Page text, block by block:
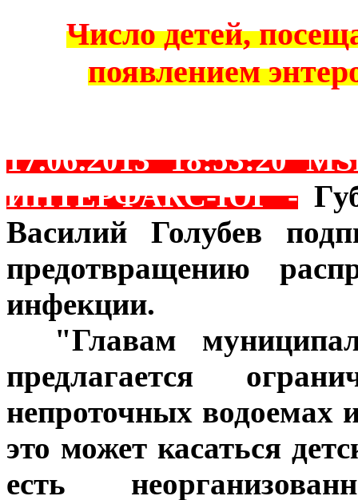
Число детей,
появлением
17.06.2013 18:53:20
ИНТЕРФАКС-ЮГ -
Василий Голубев
предотвращению
инфекции.
"Главам
предлагается
непроточных водоемах
это может касаться
есть